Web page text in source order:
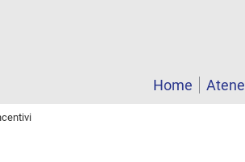
Home